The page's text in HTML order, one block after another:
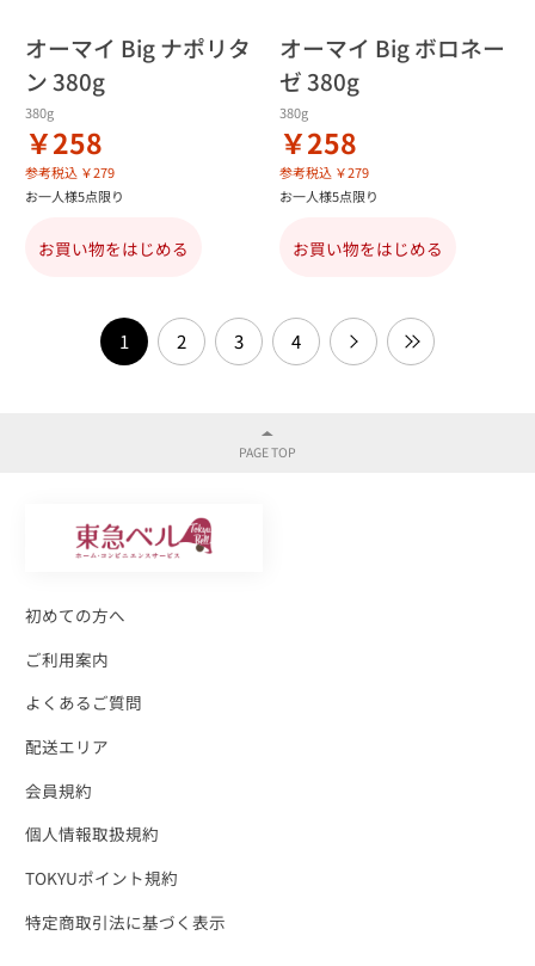
オーマイ Big ナポリタ
ン 380g
380g
￥258
参考税込 ￥279
お一人様5点限り
お買い物をはじめる
オーマイ Big ボロネー
ゼ 380g
380g
￥258
参考税込 ￥279
お一人様5点限り
お買い物をはじめる
1 2 3 4
初めての方へ
ご利用案内
よくあるご質問
配送エリア
会員規約
個人情報取扱規約
TOKYUポイント規約
特定商取引法に基づく表示